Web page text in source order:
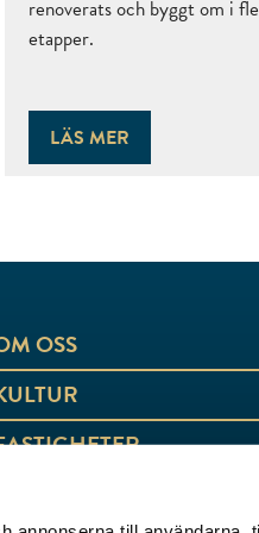
renoverats och byggt om i
etapper.
LÄS MER
OSS